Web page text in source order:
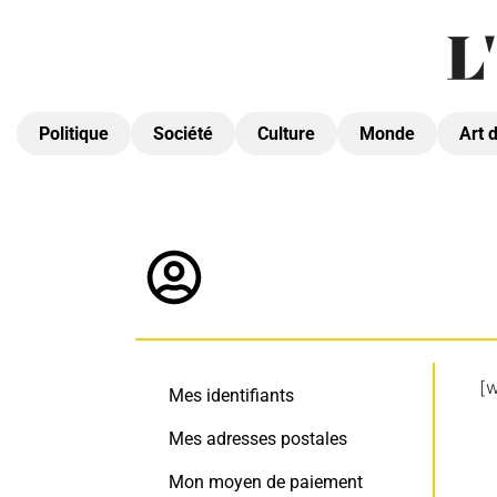
Politique Société Culture Monde Art
Mes identifiants
Mes adresses postales
Mon moyen de paiement